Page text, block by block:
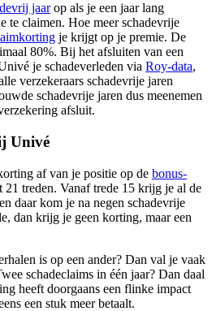
jaarop als je een jaar lang
te claimen. Hoe meer schadevrije
je krijgt op je premie. De
80%. Bij het afsluiten van een
je schadeverleden via Roy-data,
verzekeraars schadevrije jaren
schadevrije jaren dus meenemen
afsluit.
Univé
af van je positie op de bonus-
21 treden. Vanaf trede 15 krijg je al de
daar kom je na negen schadevrije
dan krijg je geen korting, maar een
is op een ander? Dan val je vaak
schadeclaims in één jaar? Dan daal
heeft doorgaans een flinke impact
een stuk meer betaalt.